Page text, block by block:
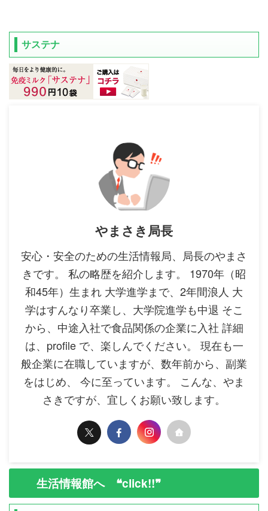
サステナ
やまさき局長
安心・安全のための生活情報局、局長のやまさ
きです。 私の略歴を紹介します。 1970年（昭
和45年）生まれ 大学進学まで、2年間浪人 大
学はすんなり卒業し、大学院進学も中退 そこ
から、中途入社で食品関係の企業に入社 詳細
は、profile で、楽しんでください。 現在も一
般企業に在職していますが、数年前から、副業
をはじめ、 今に至っています。 こんな、やま
さきですが、宜しくお願い致します。
生活情報館へ ❝click!!❞